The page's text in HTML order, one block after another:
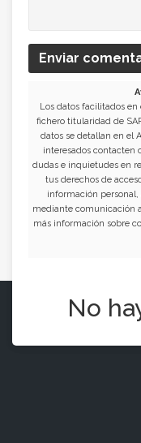
Enviar
Los datos facilitados
fichero titularidad de
datos se detallan en el
interesados contacten
dudas e inquietudes en
tus derechos de
información
mediante comunicación
más información sobre
No